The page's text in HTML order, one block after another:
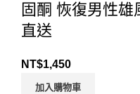
固酮 恢復男性
直送
NT$1,450
加入購物車